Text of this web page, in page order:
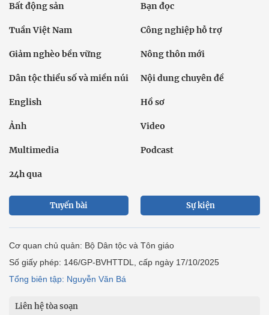
Bất động sản Bạn đọc
Tuần Việt Nam Công nghiệp hỗ trợ
Giảm nghèo bền vững Nông thôn mới
Dân tộc thiểu số và miền núi Nội dung chuyên đề
English Hồ sơ
Ảnh Video
Multimedia Podcast
24h qua
Tuyến bài Sự kiện
Cơ quan chủ quản: Bộ Dân tộc và Tôn giáo
Số giấy phép: 146/GP-BVHTTDL, cấp ngày 17/10/2025
Tổng biên tập: Nguyễn Văn Bá
Liên hệ tòa soạn